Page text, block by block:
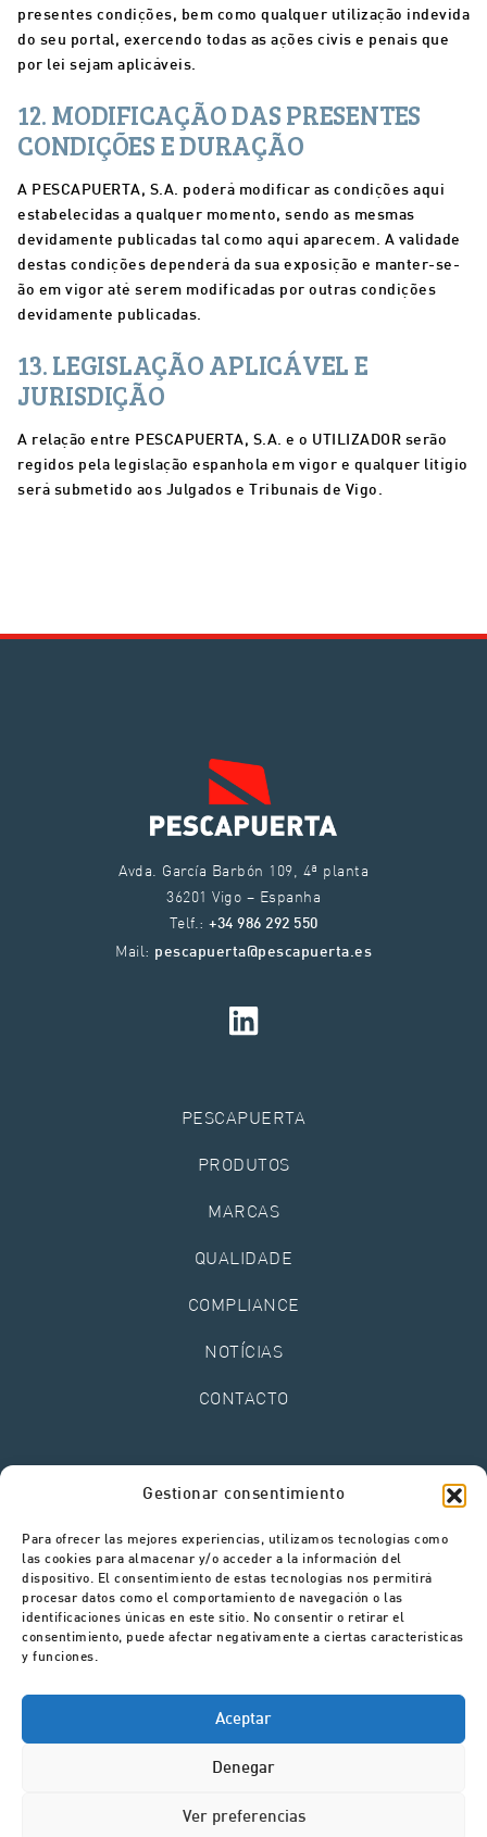
Gestionar consentimiento
Para ofrecer las mejores experiencias, utilizamos tecnologías como
las cookies para almacenar y/o acceder a la información del
dispositivo. El consentimiento de estas tecnologías nos permitirá
procesar datos como el comportamiento de navegación o las
identificaciones únicas en este sitio. No consentir o retirar el
consentimiento, puede afectar negativamente a ciertas características
y funciones.
Aceptar
Denegar
Ver preferencias
presentes condições, bem como qualquer utilização indevida
do seu portal, exercendo todas as ações civis e penais que
por lei sejam aplicáveis.
12. MODIFICAÇÃO DAS PRESENTES
CONDIÇÕES E DURAÇÃO
A PESCAPUERTA, S.A. poderá modificar as condições aqui
estabelecidas a qualquer momento, sendo as mesmas
devidamente publicadas tal como aqui aparecem. A validade
destas condições dependerá da sua exposição e manter-se-
ão em vigor até serem modificadas por outras condições
devidamente publicadas.
13. LEGISLAÇÃO APLICÁVEL E
JURISDIÇÃO
A relação entre PESCAPUERTA, S.A. e o UTILIZADOR serão
regidos pela legislação espanhola em vigor e qualquer litígio
será submetido aos Julgados e Tribunais de Vigo.
Avda. García Barbón 109, 4ª planta
36201 Vigo – Espanha
Telf.: +34 986 292 550
Mail: pescapuerta@pescapuerta.es
PESCAPUERTA
PRODUTOS
MARCAS
QUALIDADE
COMPLIANCE
NOTÍCIAS
CONTACTO
Política de Cookies
Canal de Denúncias